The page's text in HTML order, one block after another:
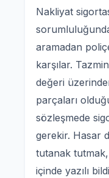
Nakliyat
aramadan
karşılar.
değeri
parçaları
sözleşmede
gerekir. Hasar
tutanak
içinde yazılı